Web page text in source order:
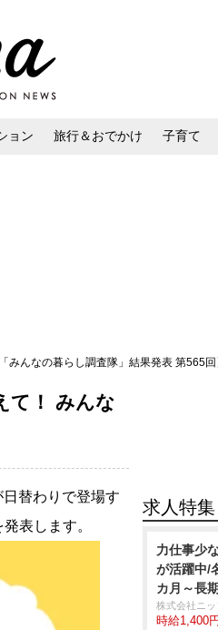
ョン 旅行＆おでかけ 子育て
んなの暮らし調査隊」結果発表 第565回
て！ みんな
替わりで登場す
表します。
求人特集
力仕事少
が活躍中/
カ月～長期
株式会社ニッ
時給1,400